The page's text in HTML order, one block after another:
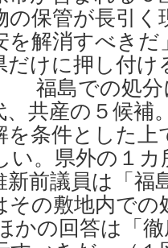
の保管が長引
を解消すべき
だけに押し付
福島での処分
、共産の５候
を条件とした
い。県外の１
前議員は「福
その敷地内での
の回答は「徹